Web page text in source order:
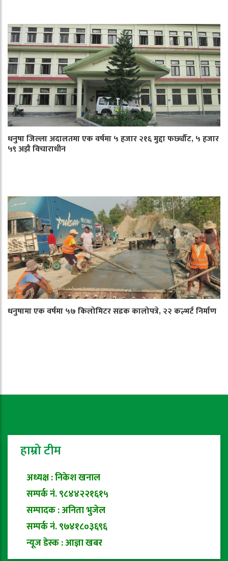
धनुषा जिल्ला अदालतमा एक वर्षमा ५ हजार २१६ मुद्दा फर्छ्यौट, ५ हजार
५९ अझै विचाराधीन
धनुषामा एक वर्षमा ५७ किलोमिटर सडक कालोपत्रे, २२ कल्भर्ट निर्माण
हाम्रो टीम
अध्यक्ष : निकेश खनाल
सम्पर्क नं. ९८४४२२१६१५
सम्पादक : अनिता भुजेल
सम्पर्क नं. ९७४१८०३६९६
न्यूज डेस्क : आज्ञा खबर